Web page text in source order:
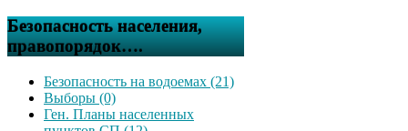
Безопасность населения,
правопорядок….
Безопасность на водоемах (21)
Выборы (0)
Ген. Планы населенных